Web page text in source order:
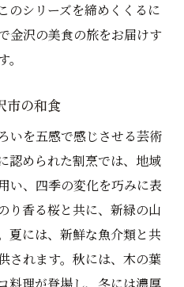
のシリーズを締めくくるに
金沢の美食の旅をお届けす
市の和食
いを五感で感じさせる芸術
認められた割烹では、地域
い、四季の変化を巧みに表
り香る桜と共に、新緑の山
夏には、新鮮な魚介類と共
されます。秋には、木の葉